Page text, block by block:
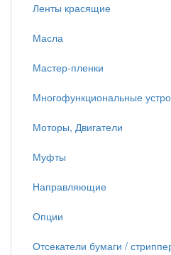
Ленты красящие
Масла
Мастер-пленки
Многофункциональные
Моторы, Двигатели
Муфты
Направляющие
Опции
Отсекатели бумаги /